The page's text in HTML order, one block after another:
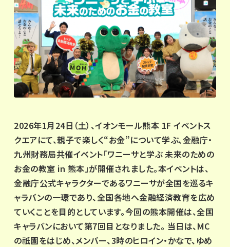
2026年1月24日（土）、イオンモール熊本 1F イベントス
クエアにて、親子で楽しく“お金”について学ぶ、金融庁・
九州財務局共催イベント「ワニーサと学ぶ 未来のための
お金の教室 in 熊本」が開催されました。本イベントは、
金融庁公式キャラクターであるワニーサが全国を巡るキ
ャラバンの一環であり、全国各地へ金融経済教育を広め
ていくことを目的としています。今回の熊本開催は、全国
キャラバンにおいて第7回目となりました。 当日は、MC
の祇園をはじめ、メンバー、3時のヒロイン・かなで、ゆめ